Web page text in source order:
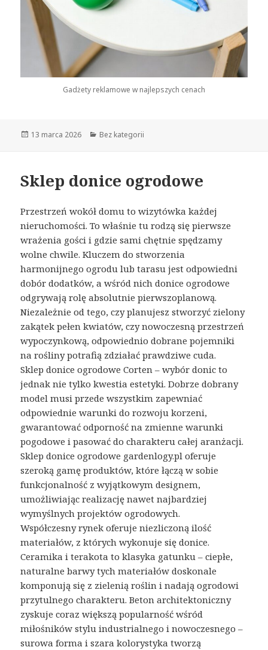
Gadżety reklamowe w najlepszych cenach
Opublikowano
13 marca 2026 Kategorie
Bez kategorii
Sklep donice ogrodowe
Przestrzeń wokół domu to wizytówka każdej
nieruchomości. To właśnie tu rodzą się pierwsze
wrażenia gości i gdzie sami chętnie spędzamy
wolne chwile. Kluczem do stworzenia
harmonijnego ogrodu lub tarasu jest odpowiedni
dobór dodatków, a wśród nich donice ogrodowe
odgrywają rolę absolutnie pierwszoplanową.
Niezależnie od tego, czy planujesz stworzyć zielony
zakątek pełen kwiatów, czy nowoczesną przestrzeń
wypoczynkową, odpowiednio dobrane pojemniki
na rośliny potrafią zdziałać prawdziwe cuda.
Sklep donice ogrodowe Corten – wybór donic to
jednak nie tylko kwestia estetyki. Dobrze dobrany
model musi przede wszystkim zapewniać
odpowiednie warunki do rozwoju korzeni,
gwarantować odporność na zmienne warunki
pogodowe i pasować do charakteru całej aranżacji.
Sklep donice ogrodowe gardenlogy.pl oferuje
szeroką gamę produktów, które łączą w sobie
funkcjonalność z wyjątkowym designem,
umożliwiając realizację nawet najbardziej
wymyślnych projektów ogrodowych.
Współczesny rynek oferuje niezliczoną ilość
materiałów, z których wykonuje się donice.
Ceramika i terakota to klasyka gatunku – ciepłe,
naturalne barwy tych materiałów doskonale
komponują się z zielenią roślin i nadają ogrodowi
przytulnego charakteru. Beton architektoniczny
zyskuje coraz większą popularność wśród
miłośników stylu industrialnego i nowoczesnego –
surowa forma i szara kolorystyka tworzą